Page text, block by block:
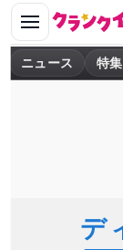
ニュース 特集
デ